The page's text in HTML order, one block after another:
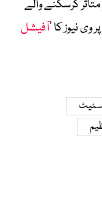
کرسکنے والے
نیوز کا ’آفیشل